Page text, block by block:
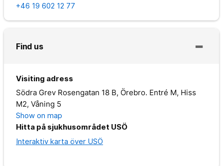
+46 19 602 12 77
Find us
Visiting adress
Södra Grev Rosengatan 18 B, Örebro. Entré M, Hiss
M2, Våning 5
Show on map
Hitta på sjukhusområdet USÖ
Interaktiv karta över USÖ